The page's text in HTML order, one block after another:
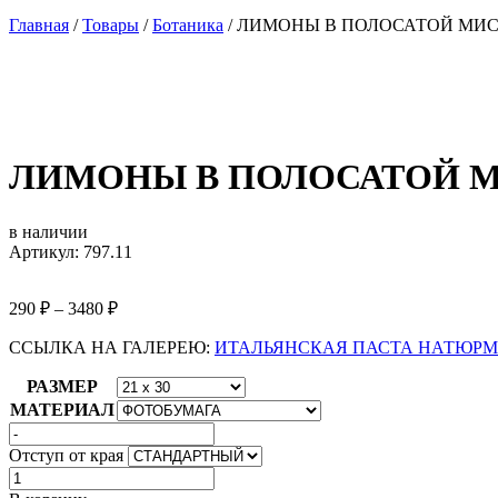
Главная /Товары /Ботаника /ЛИМОНЫ В ПОЛОСАТОЙ
ЛИМОНЫ В ПОЛОСАТОЙ
в наличии
Артикул: 797.11
290 ₽ – 3480 ₽
ССЫЛКА НА ГАЛЕРЕЮ: ИТАЛЬЯНСКАЯ ПАСТА
РАЗМЕР
МАТЕРИАЛ
Отступ от края
Количество